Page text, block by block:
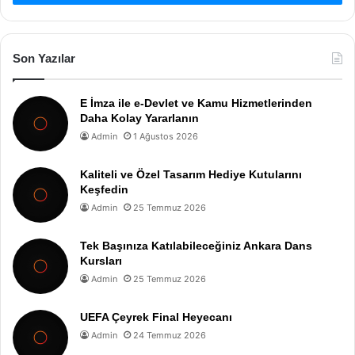
Son Yazılar
E İmza ile e-Devlet ve Kamu Hizmetlerinden
Daha Kolay Yararlanın
Admin 1 Ağustos 2026
Kaliteli ve Özel Tasarım Hediye Kutularını
Keşfedin
Admin 25 Temmuz 2026
Tek Başınıza Katılabileceğiniz Ankara Dans
Kursları
Admin 25 Temmuz 2026
UEFA Çeyrek Final Heyecanı
Admin 24 Temmuz 2026